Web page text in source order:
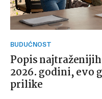
BUDUĆNOST
Popis
2026. godini, evo
prilike